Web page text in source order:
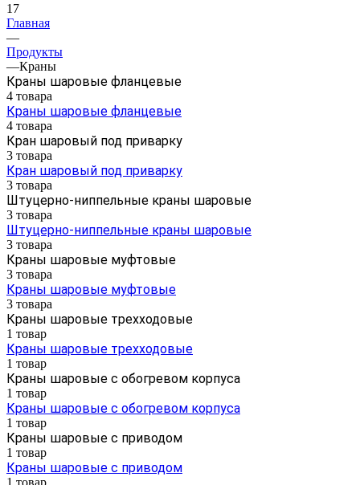
17
Главная
—
Продукты
—Краны
Краны шаровые фланцевые
4 товара
Краны шаровые фланцевые
4 товара
Кран шаровый под приварку
3 товара
Кран шаровый под приварку
3 товара
Штуцерно-ниппельные краны шаровые
3 товара
Штуцерно-ниппельные краны шаровые
3 товара
Краны шаровые муфтовые
3 товара
Краны шаровые муфтовые
3 товара
Краны шаровые трехходовые
1 товар
Краны шаровые трехходовые
1 товар
Краны шаровые с обогревом корпуса
1 товар
Краны шаровые с обогревом корпуса
1 товар
Краны шаровые с приводом
1 товар
Краны шаровые с приводом
1 товар